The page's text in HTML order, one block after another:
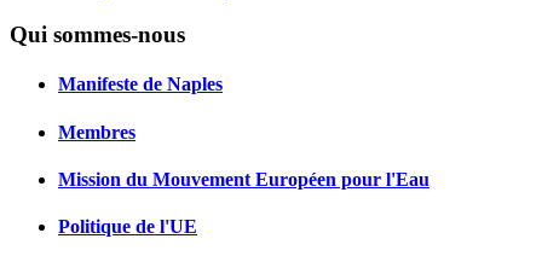
Qui sommes-nous
Manifeste de Naples
Membres
Mission du Mouvement Européen pour l'Eau
Politique de l'UE